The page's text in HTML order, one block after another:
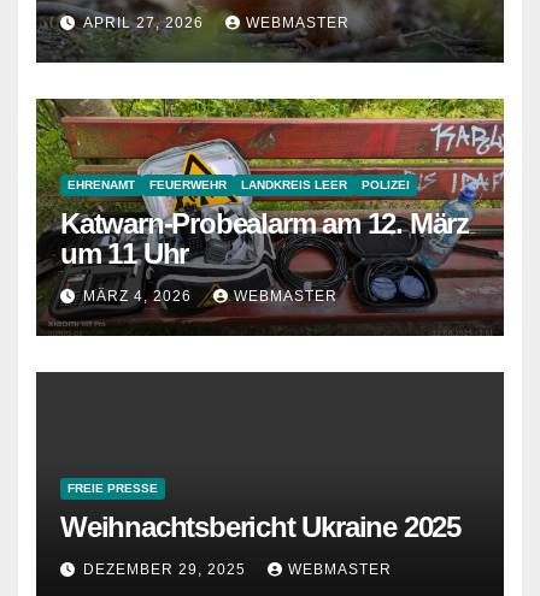
APRIL 27, 2026 WEBMASTER
EHRENAMT FEUERWEHR LANDKREIS LEER POLIZEI
Katwarn-Probealarm am 12. März
um 11 Uhr
MÄRZ 4, 2026 WEBMASTER
FREIE PRESSE
Weihnachtsbericht Ukraine 2025
DEZEMBER 29, 2025 WEBMASTER